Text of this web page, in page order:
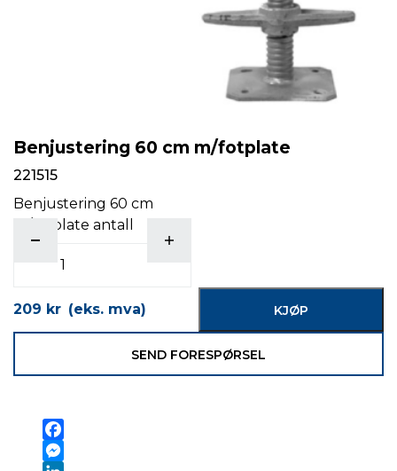
Benjustering 60 cm m/fotplate
221515
Benjustering 60 cm
m/fotplate antall
KJØP
209 kr (eks. mva)
SEND FORESPØRSEL
Facebook
Messenger